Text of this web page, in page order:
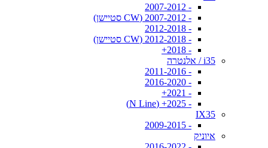
- 2007-2012
- 2007-2012 (CW סטיישן)
- 2012-2018
- 2012-2018 (CW סטיישן)
- 2018+
i35 / אלנטרה
- 2011-2016
- 2016-2020
- 2021+
- 2025+ (N Line)
IX35
- 2009-2015
איוניק